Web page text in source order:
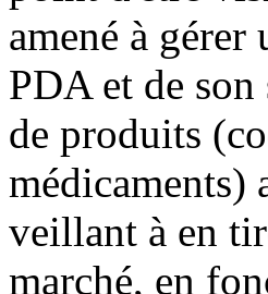
amené à
PDA et de
de produits
médicaments)
veillant à en
marché, en